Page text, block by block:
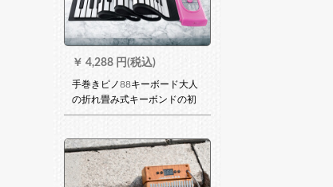
￥ 4,288 円(税込)
手巻きピノ88キーボード大人
の折れ畳み式キーボンドの初
心者の手巻きき电子ピアノ
+スピカを持って参します+资
料を独学します。